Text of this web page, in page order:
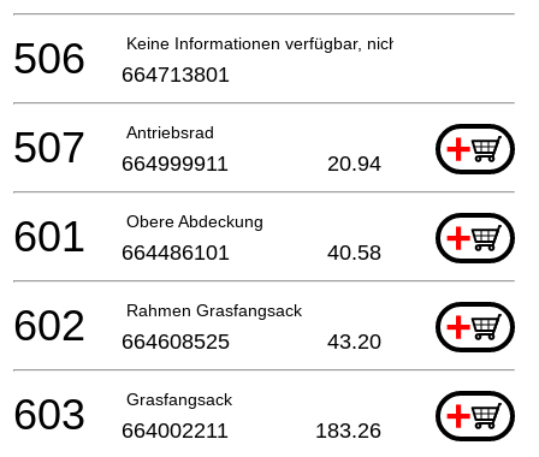
Keine Informationen verfügbar, nicht bestellbar
506 664713801
Antriebsrad +
507 664999911 20.94
Obere Abdeckung +
601 664486101 40.58
Rahmen Grasfangsack +
602 664608525 43.20
Grasfangsack +
603 664002211 183.26